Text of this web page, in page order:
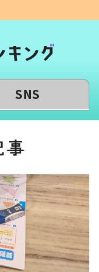
SNS